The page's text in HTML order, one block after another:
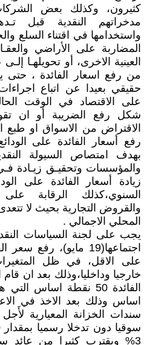
كثيرون، وكذلك بعض
مدخراتهم النقدية قبل
واستخدامها في اقتناء السلع
المضاربة على الأراضي
العينية الاخرى، أو تحويلهـا
من رفع اسعار الفائدة ،
حقيقي بعيدا عن اتباع
على الاقتصاد في الوقت
شكل رفع الضريبة أو ان
الاقتراض من الاسواق او طبع
رفع أسعار الفائدة على
بهدف امتصاص السيولة
والمؤسسات وتحقيـق زيـادة
زيادة أسعار الفائدة على
السنوي،كذلك الرقابة
المحلي الاجمالي .
يجب على لجنة السياسات
على الاقل، في ظل المتغيرات
خارجيا وداخليا،وذلك بعد ان
اساس وذلك بعد الاخذ في
سندات الخزانة المعيارية